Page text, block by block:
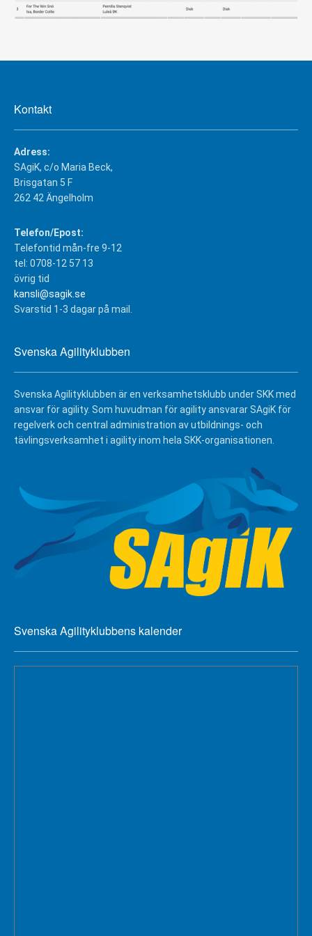
Kontakt
Adress:
SAgiK, c/o Maria Beck,
Brisgatan 5 F
262 42 Ängelholm
Telefon/Epost:
Telefontid mån-fre 9-12
tel: 0708-12 57 13
övrig tid
kansli@sagik.se
Svarstid 1-3 dagar på mail.
Svenska Agilityklubben
Svenska Agilityklubben är en verksamhetsklubb under SKK med
ansvar för agility. Som huvudman för agility ansvarar SAgiK för
regelverk och central administration av utbildnings- och
tävlingsverksamhet i agility inom hela SKK-organisationen.
Svenska Agilityklubbens kalender